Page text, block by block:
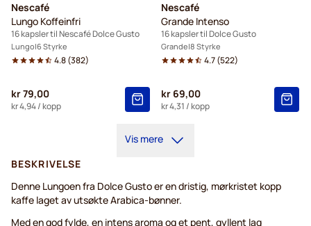
Nescafé
Lungo Koffeinfri
16 kapsler til Nescafé Dolce Gusto
Lungo 6 Styrke
4.8(382)
kr 79,00
kr 4,94/ kopp
Nescafé
Grande Intenso
16 kapsler til Dolce Gusto
Grande 8 Styrke
4.7(522)
kr 69,00
kr 4,31 / kopp
Vis mere
BESKRIVELSE
Denne Lungoen fra Dolce Gusto er en dristig, mørkristet kopp
kaffe laget av utsøkte Arabica-bønner.
Med en god fylde, en intens aroma og et pent, gyllent lag